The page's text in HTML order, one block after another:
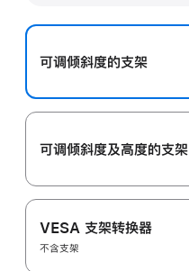
可调倾斜度的支架
可调倾斜度及高‍度的支‍架
VESA 支架转换器
不含支架